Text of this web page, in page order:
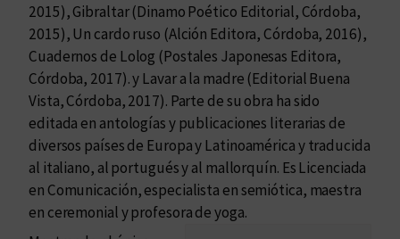
2015), Gibraltar (Dinamo Poético Editorial, Córdoba,
2015), Un cardo ruso (Alción Editora, Córdoba, 2016),
Cuadernos de Lolog (Postales Japonesas Editora,
Córdoba, 2017). y Lavar a la madre (Editorial Buena
Vista, Córdoba, 2017). Parte de su obra ha sido
editada en antologías y publicaciones literarias de
diversos países de Europa y Latinoamérica y traducida
al italiano, al portugués y al mallorquín. Es Licenciada
en Comunicación, especialista en semiótica, maestra
en ceremonial y profesora de yoga.